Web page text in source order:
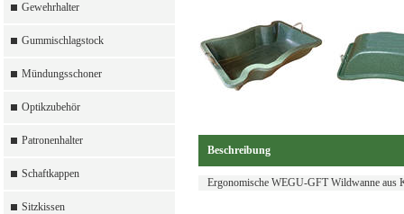
Gewehrhalter
Gummischlagstock
Mündungsschoner
Optikzubehör
Patronenhalter
Schaftkappen
Sitzkissen
Beschreibung
Ergonomische WEGU-GFT Wildwanne aus